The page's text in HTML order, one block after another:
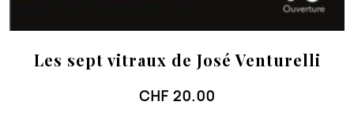
Les sept vitraux de José Venturelli
CHF 20.00